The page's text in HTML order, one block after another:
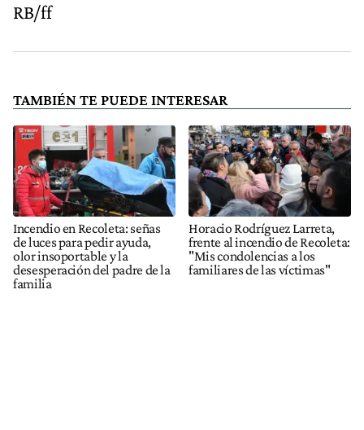
RB/ff
TAMBIÉN TE PUEDE INTERESAR
Incendio en Recoleta: señas
de luces para pedir ayuda,
olor insoportable y la
desesperación del padre de la
familia
Horacio Rodríguez Larreta,
frente al incendio de Recoleta:
"Mis condolencias a los
familiares de las víctimas"